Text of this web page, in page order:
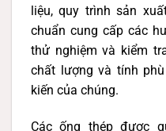
liệu, quy trình sản
chuẩn cung cấp các
thử nghiệm và kiểm
chất lượng và tính
kiến của chúng.
Các ống thép được